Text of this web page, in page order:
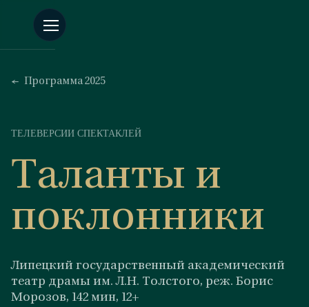
Программа 2025
ТЕЛЕВЕРСИИ СПЕКТАКЛЕЙ
Таланты и
поклонники
Липецкий государственный академический
театр драмы им. Л.Н. Толстого, реж. Борис
Морозов, 142 мин, 12+